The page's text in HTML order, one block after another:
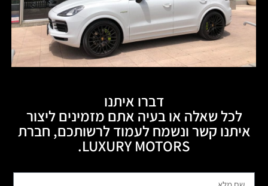
דברו איתנו
לכל שאלה או בעיה אתם מזמינים ליצור
איתנו קשר ונשמח לעמוד לרשותכם, חברת
LUXURY MOTORS.